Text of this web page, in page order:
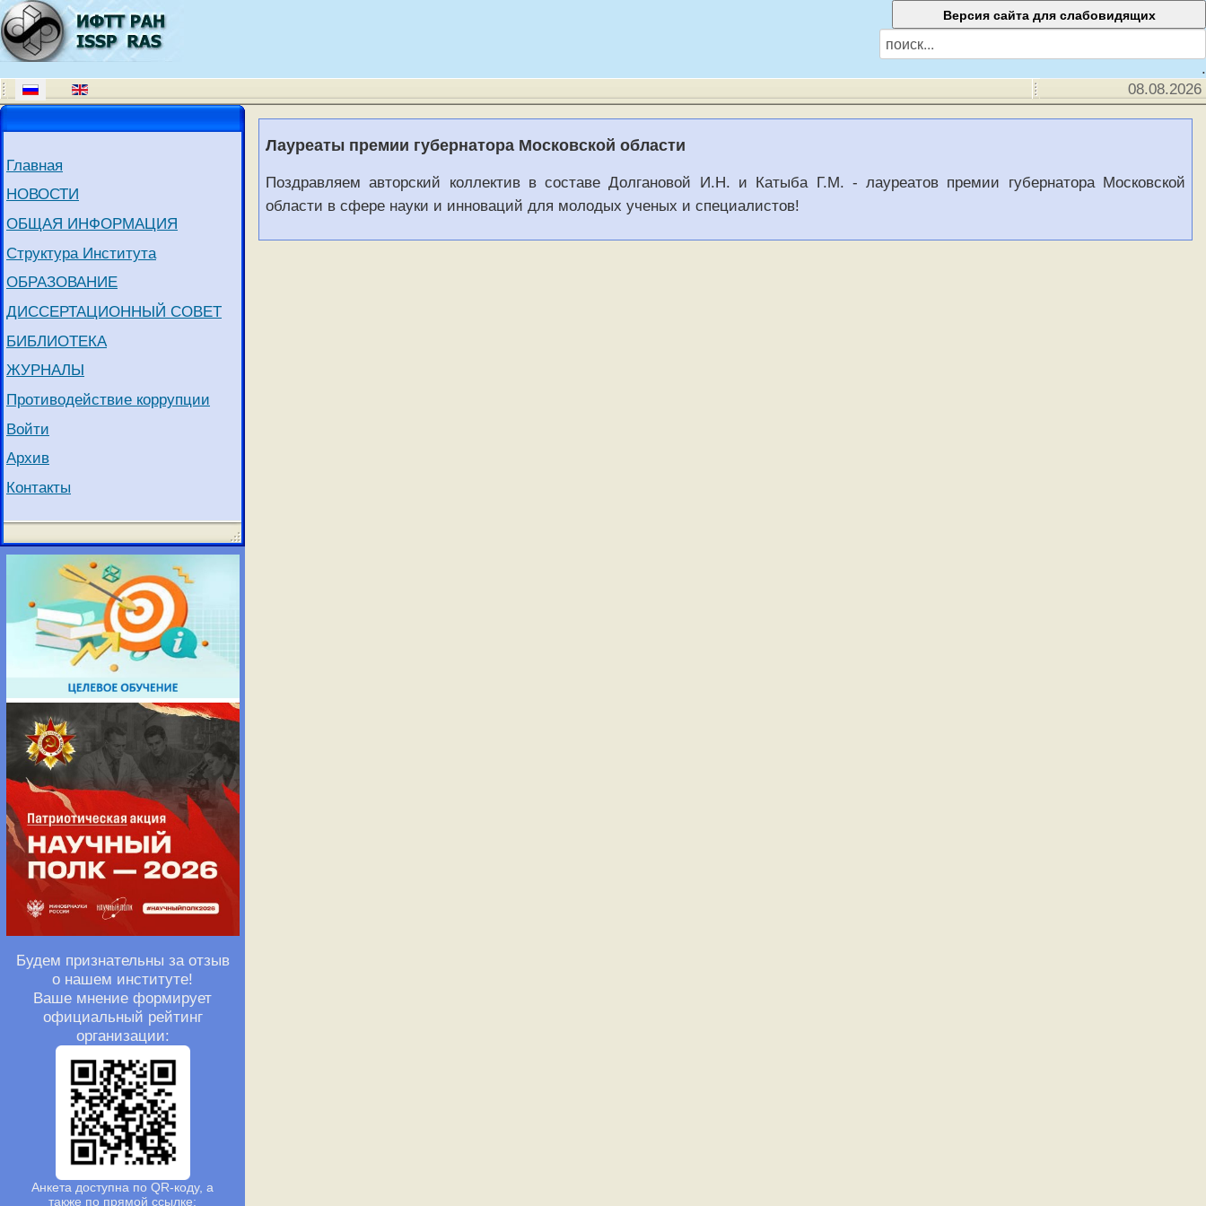
.
08.08.2026
Главная
НОВОСТИ
ОБЩАЯ ИНФОРМАЦИЯ
Структура Института
ОБРАЗОВАНИЕ
ДИССЕРТАЦИОННЫЙ СОВЕТ
БИБЛИОТЕКА
ЖУРНАЛЫ
Противодействие коррупции
Войти
Архив
Контакты
Будем признательны за отзыв
о нашем институте!
Ваше мнение формирует
официальный рейтинг
организации:
Анкета доступна по QR-коду, а
также по прямой ссылке:
Лауреаты премии губернатора Московской области
Поздравляем авторский коллектив в составе Долгановой И.Н. и Катыба Г.М. - лауреатов премии губернатора Московской
области в сфере науки и инноваций для молодых ученых и специалистов!